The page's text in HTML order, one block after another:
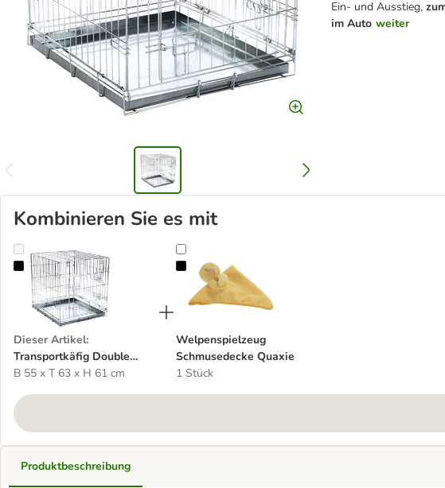
Ein- und Ausstieg,
im Auto weiter
Kombinieren Sie es mit
Transportkäfig Double Door
Dieser Artikel:
Transportkäfig Double
Door
B 55 x T 63 x H 61 cm
Welpenspielzeug Schmusedecke Quaxie
Welpenspielzeug
Schmusedecke Quaxie
1 Stück
Produktbeschreibung